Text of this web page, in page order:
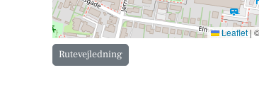
Leaflet |
Rutevejledning